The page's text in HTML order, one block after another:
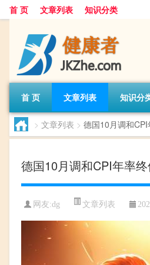
首 页 文章列表 知识分类
首 页 文章列表 知识分
> 文章列表 > 德国10月调和
德国10月调和CPI年率
网友:dg 文章列表